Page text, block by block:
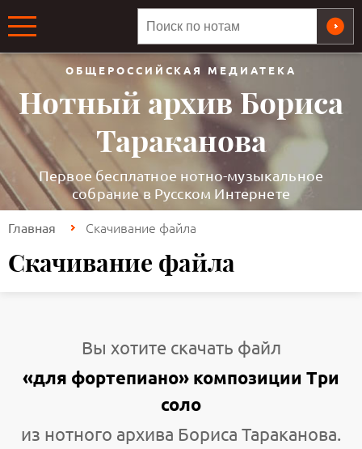
ОБЩЕРОССИЙСКАЯ МЕДИАТЕКА
Нотный архив Бориса
Тараканова
Первое бесплатное нотно-музыкальное
собрание в Русском Интернете
Главная Скачивание файла
Скачивание файла
Вы хотите скачать файл
«для фортепиано» композиции Три
соло
из нотного архива Бориса Тараканова.